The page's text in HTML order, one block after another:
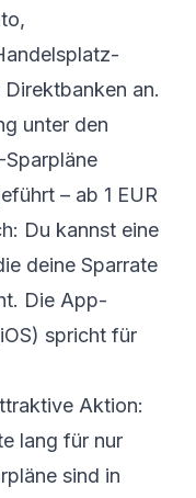
an.
unter den
Sparpläne
– ab 1 EUR
Du kannst eine
deine Sparrate
Die App-
spricht für
Aktion:
lang für nur
sind in